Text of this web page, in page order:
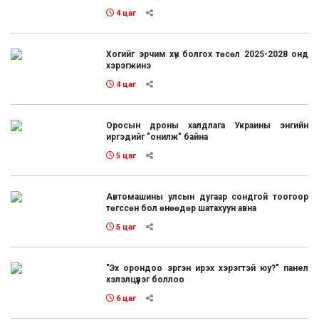
4 цаг
Хогийг эрчим хүч болгох төсөл 2025-2028 онд
хэрэгжинэ
4 цаг
Оросын дроны халдлага Украины энгийн
иргэдийг "онилж" байна
5 цаг
Автомашины улсын дугаар сондгой тоогоор
төгссөн бол өнөөдөр шатахуун авна
5 цаг
"Эх орондоо эргэн ирэх хэрэгтэй юу?" панел
хэлэлцүүлэг боллоо
6 цаг